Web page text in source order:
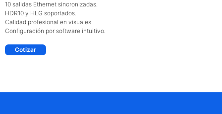
10 salidas Ethernet sincronizadas.
HDR10 y HLG soportados.
Calidad profesional en visuales.
Configuración por software intuitivo.
Cotizar